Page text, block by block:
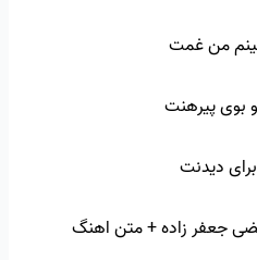
من غمت
بوی پیرهنت
دیدنت
جعفر زاده + متن اهنگ